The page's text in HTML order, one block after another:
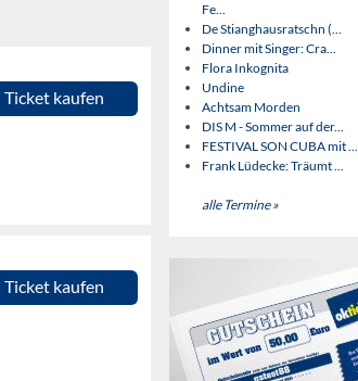
Ticket kaufen
Ticket kaufen
Fe...
De Stianghausratschn (...
Dinner mit Singer: Cra...
Flora Inkognita
Undine
Achtsam Morden
DIS M - Sommer auf der...
FESTIVAL SON CUBA mit ...
Frank Lüdecke: Träumt ...
alle Termine »